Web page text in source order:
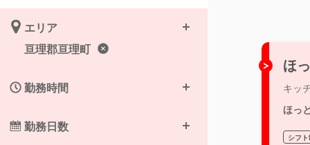
ほ
キッ
ほっ
シフ
エリア
亘理郡亘理町
勤務時間
勤務日数